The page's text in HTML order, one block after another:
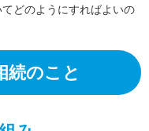
どのようにすればよいの
続のこと